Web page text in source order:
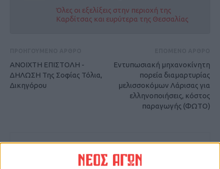
Όλες οι εξελίξεις στην περιοχή της
Καρδίτσας και ευρύτερα της Θεσσαλίας
ΑΝΟΙΧΤΗ ΕΠΙΣΤΟΛΗ -
ΔΗΛΩΣΗ Της Σοφίας Τόλια,
Δικηγόρου
Εντυπωσιακή μηχανοκίνητη
πορεία διαμαρτυρίας
μελισσοκόμων Λάρισας για
ελληνοποιήσεις, κόστος
παραγωγής (ΦΩΤΟ)